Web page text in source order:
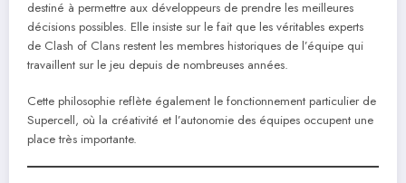
destiné à permettre aux développeurs de prendre les meilleures
décisions possibles. Elle insiste sur le fait que les véritables experts
de Clash of Clans restent les membres historiques de l’équipe qui
travaillent sur le jeu depuis de nombreuses années.
Cette philosophie reflète également le fonctionnement particulier de
Supercell, où la créativité et l’autonomie des équipes occupent une
place très importante.